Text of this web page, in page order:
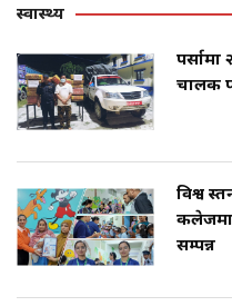
स्वास्थ्य
चालक
विश्व
कलेजमा
सम्पन्न